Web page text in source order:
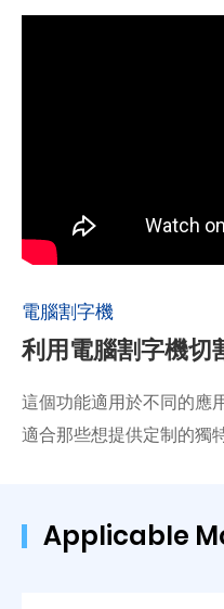
電腦割字機
利用電腦割字機切
這個功能適用於不同的應
適合那些想提供定制的獨
Applicable